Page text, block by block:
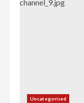
н
Uncategorised